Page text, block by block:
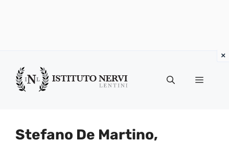
contenuto
Menu
Stefano De Martino,